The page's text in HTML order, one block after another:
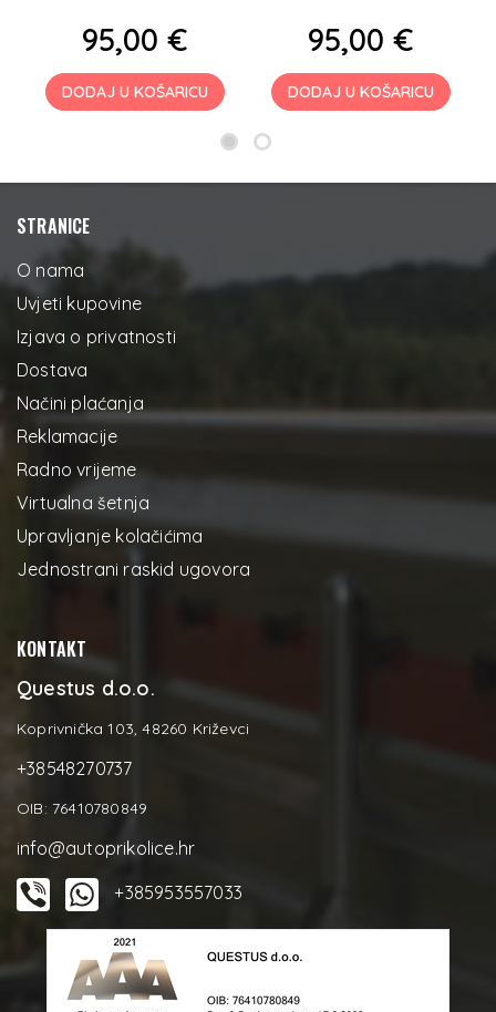
95,00 €
DODAJ U KOŠARICU
95,00 €
DODAJ U KOŠARICU
STRANICE
O nama
Uvjeti kupovine
Izjava o privatnosti
Dostava
Načini plaćanja
Reklamacije
Radno vrijeme
Virtualna šetnja
Upravljanje kolačićima
Jednostrani raskid ugovora
KONTAKT
Questus d.o.o.
Koprivnička 103, 48260 Križevci
+38548270737
OIB: 76410780849
info@autoprikolice.hr
+385953557033